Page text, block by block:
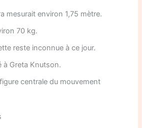
mesurait environ 1,75 mètre.
70 kg.
reste inconnue à ce jour.
à Greta Knutson.
centrale du mouvement